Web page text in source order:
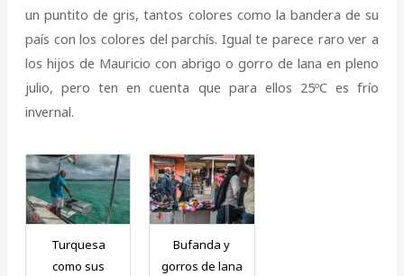
un puntito de gris, tantos colores como la bandera de su
país con los colores del parchís. Igual te parece raro ver a
los hijos de Mauricio con abrigo o gorro de lana en pleno
julio, pero ten en cuenta que para ellos 25ºC es frío
invernal.
Turquesa
como sus
Bufanda y
gorros de lana